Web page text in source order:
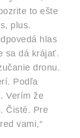
to ešte
plus.
hlas
sa dá krájať.
dronu.
Podľa
Verím že
Čisté. Pre
vami,“